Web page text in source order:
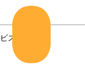
ス